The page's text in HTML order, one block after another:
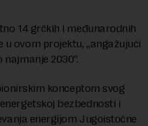
14 grčkih i međunarodnih
ovom projektu, „angažujući
2030“.
konceptom svog
bezbednosti i
energijom Jugoistočne